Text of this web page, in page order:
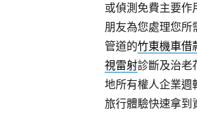
或偵測免費主要作
朋友為您處理您所
管道的竹東機車借
視雷射診斷及治老
地所有權人企業週
旅行體驗快速拿到